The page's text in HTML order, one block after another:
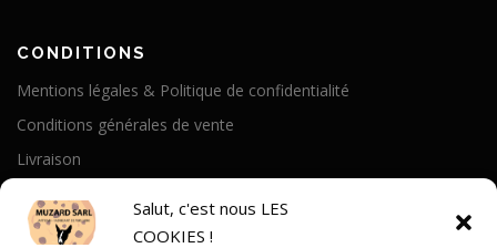
Salut, c'est nous LES
COOKIES !
CONDITIONS
Mentions légales & Politique de confidentialité
Conditions générales de vente
Livraison